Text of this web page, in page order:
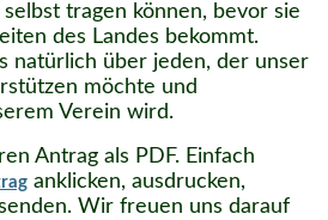
tragen können, bevor sie
des Landes bekommt.
natürlich über jeden, der unser
möchte und
Verein wird.
Antrag als PDF. Einfach
anklicken, ausdrucken,
Wir freuen uns darauf